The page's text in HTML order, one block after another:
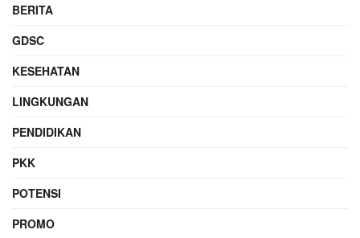
BERITA
GDSC
KESEHATAN
LINGKUNGAN
PENDIDIKAN
PKK
POTENSI
PROMO